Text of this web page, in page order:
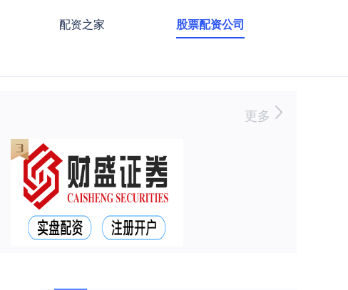
配资之家 股票配资公司
更多